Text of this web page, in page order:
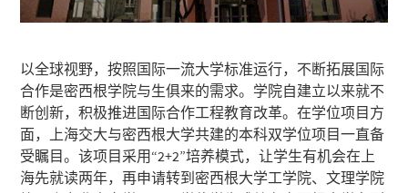
以全球视野，按照国际一流大学标准运行，不断拓展国际
合作是密西根学院与生俱来的需求。学院自建立以来就不
断创新，积极推进国际合作工程教育改革。在学位项目方
面，上海交大与密西根大学共建的本科双学位项目一直备
受瞩目。该项目采用“2+2”培养模式，让学生有机会在上
海先就读两年，再申请转到密西根大学工学院、文理学院